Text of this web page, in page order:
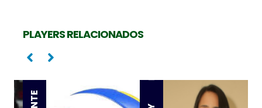
PLAYERS RELACIONADOS
Oposta